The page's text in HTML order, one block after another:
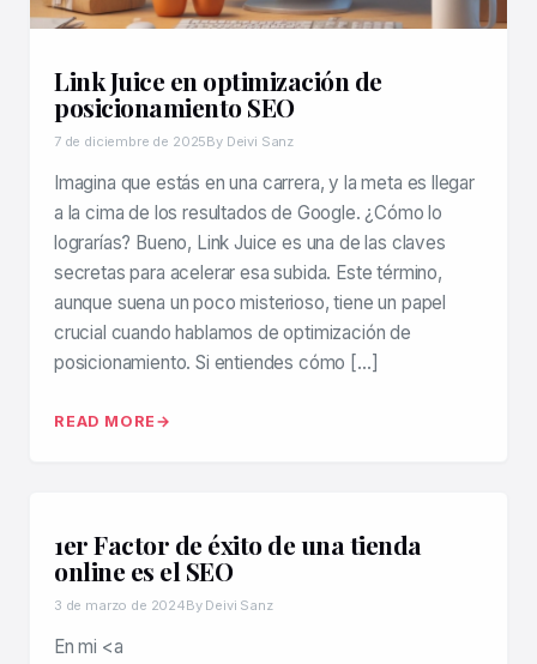
Link Juice en optimización de
posicionamiento SEO
7 de diciembre de 2025By Deivi Sanz
Imagina que estás en una carrera, y la meta es llegar
a la cima de los resultados de Google. ¿Cómo lo
lograrías? Bueno, Link Juice es una de las claves
secretas para acelerar esa subida. Este término,
aunque suena un poco misterioso, tiene un papel
crucial cuando hablamos de optimización de
posicionamiento. Si entiendes cómo […]
READ MORE
1er Factor de éxito de una tienda
online es el SEO
3 de marzo de 2024By Deivi Sanz
En mi <a